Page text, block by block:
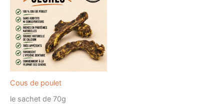
Cous de poulet
le sachet de 70g